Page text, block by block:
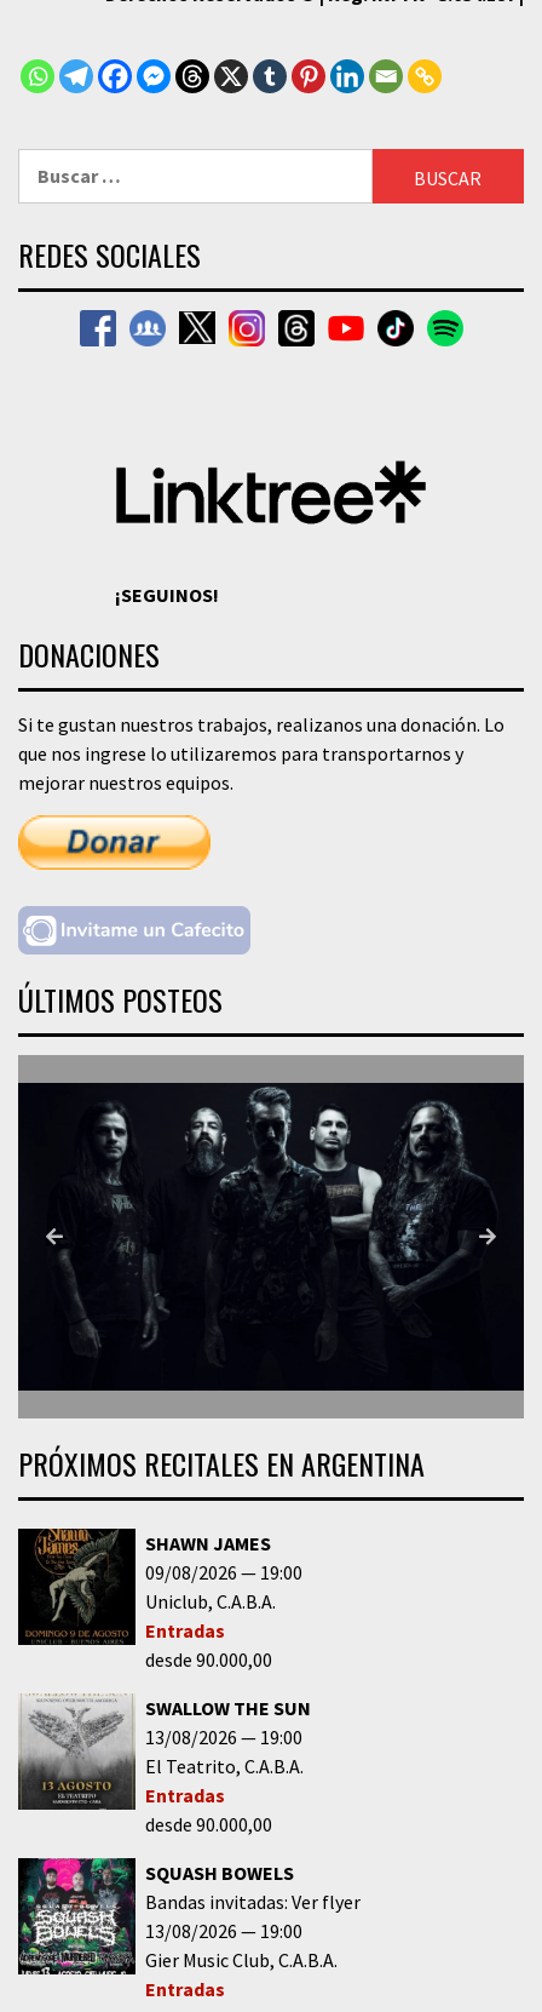
REDES SOCIALES
¡SEGUINOS!
DONACIONES
Si te gustan nuestros trabajos, realizanos una donación. Lo
que nos ingrese lo utilizaremos para transportarnos y
mejorar nuestros equipos.
ÚLTIMOS POSTEOS
PRÓXIMOS RECITALES EN ARGENTINA
SHAWN JAMES
09/08/2026
19:00
Uniclub C.A.B.A.
Entradas
desde 90.000,00
SWALLOW THE SUN
13/08/2026
19:00
El Teatrito C.A.B.A.
Entradas
desde 90.000,00
SQUASH BOWELS
Bandas invitadas: Ver flyer
13/08/2026
19:00
Gier Music Club C.A.B.A.
Entradas